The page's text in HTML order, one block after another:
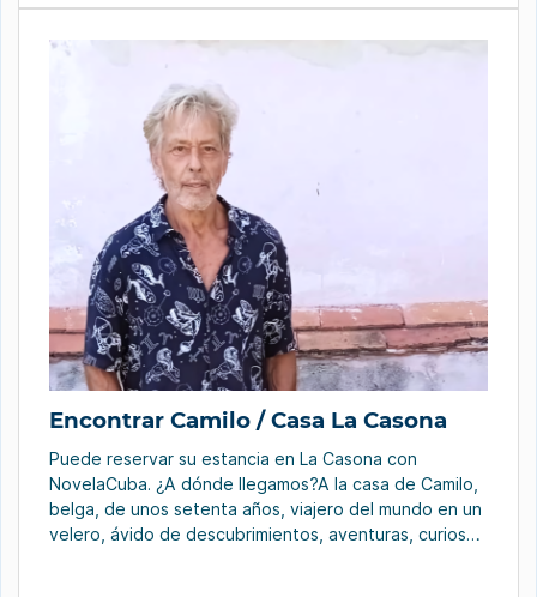
voz y […]
Encontrar Camilo / Casa La Casona
Puede reservar su estancia en La Casona con
NovelaCuba. ¿A dónde llegamos?A la casa de Camilo,
belga, de unos setenta años, viajero del mundo en un
velero, ávido de descubrimientos, aventuras, curioso